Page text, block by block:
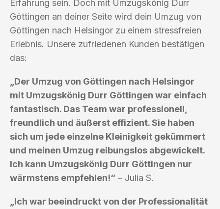
Erfahrung sein. Doch mit Umzugskönig Durr
Göttingen an deiner Seite wird dein Umzug von
Göttingen nach Helsingor zu einem stressfreien
Erlebnis. Unsere zufriedenen Kunden bestätigen
das:
„Der Umzug von Göttingen nach Helsingor
mit Umzugskönig Durr Göttingen war einfach
fantastisch. Das Team war professionell,
freundlich und äußerst effizient. Sie haben
sich um jede einzelne Kleinigkeit gekümmert
und meinen Umzug reibungslos abgewickelt.
Ich kann Umzugskönig Durr Göttingen nur
wärmstens empfehlen!“ – Julia S.
„Ich war beeindruckt von der Professionalität